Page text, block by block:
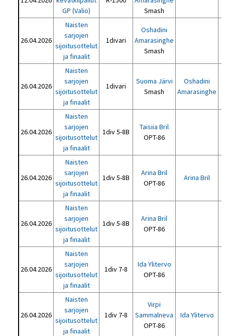
GP (Valio)
Smash
26.04.2026
Naisten
sarjojen
sijoitusottelut
ja finaalit
1divari
Oshadini
Amarasinghe
Smash
26.04.2026
Naisten
sarjojen
sijoitusottelut
ja finaalit
1divari
Suoma Järvi
Smash
Oshadini
Amarasinghe
26.04.2026
Naisten
sarjojen
sijoitusottelut
ja finaalit
1div 5-8B
Taisiia Bril
OPT-86
26.04.2026
Naisten
sarjojen
sijoitusottelut
ja finaalit
1div 5-8B
Arina Bril
OPT-86
Arina Bril
26.04.2026
Naisten
sarjojen
sijoitusottelut
ja finaalit
1div 5-8B
Arina Bril
OPT-86
26.04.2026
Naisten
sarjojen
sijoitusottelut
ja finaalit
1div 7-8
Ida Ylitervo
OPT-86
26.04.2026
Naisten
sarjojen
sijoitusottelut
ja finaalit
1div 7-8
Virpi
Sammalneva
OPT-86
Ida Ylitervo